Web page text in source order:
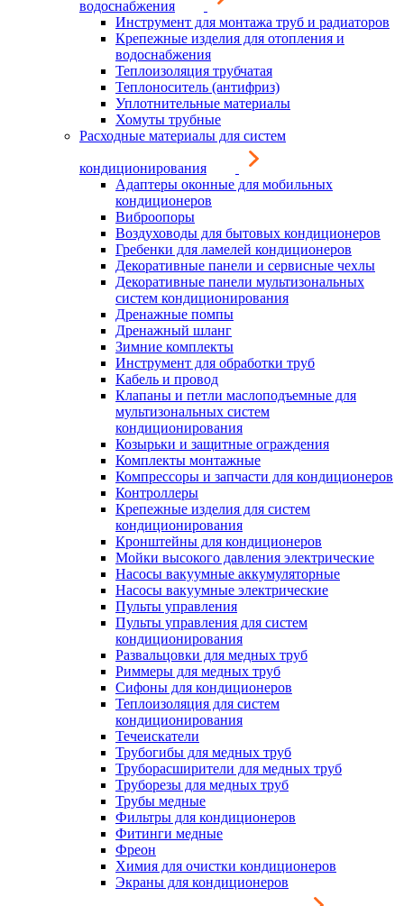
водоснабжения
Инструмент для монтажа труб и радиаторов
Крепежные изделия для отопления и
водоснабжения
Теплоизоляция трубчатая
Теплоноситель (антифриз)
Уплотнительные материалы
Хомуты трубные
Расходные материалы для систем
кондиционирования
Адаптеры оконные для мобильных
кондиционеров
Виброопоры
Воздуховоды для бытовых кондиционеров
Гребенки для ламелей кондиционеров
Декоративные панели и сервисные чехлы
Декоративные панели мультизональных
систем кондиционирования
Дренажные помпы
Дренажный шланг
Зимние комплекты
Инструмент для обработки труб
Кабель и провод
Клапаны и петли маслоподъемные для
мультизональных систем
кондиционирования
Козырьки и защитные ограждения
Комплекты монтажные
Компрессоры и запчасти для кондиционеров
Контроллеры
Крепежные изделия для систем
кондиционирования
Кронштейны для кондиционеров
Мойки высокого давления электрические
Насосы вакуумные аккумуляторные
Насосы вакуумные электрические
Пульты управления
Пульты управления для систем
кондиционирования
Развальцовки для медных труб
Риммеры для медных труб
Сифоны для кондиционеров
Теплоизоляция для систем
кондиционирования
Течеискатели
Трубогибы для медных труб
Труборасширители для медных труб
Труборезы для медных труб
Трубы медные
Фильтры для кондиционеров
Фитинги медные
Фреон
Химия для очистки кондиционеров
Экраны для кондиционеров